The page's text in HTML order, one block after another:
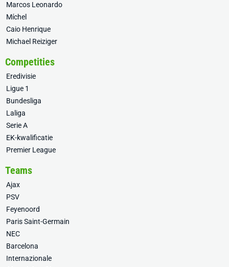
Marcos Leonardo
Míchel
Caio Henrique
Michael Reiziger
Competities
Eredivisie
Ligue 1
Bundesliga
Laliga
Serie A
EK-kwalificatie
Premier League
Teams
Ajax
PSV
Feyenoord
Paris Saint-Germain
NEC
Barcelona
Internazionale